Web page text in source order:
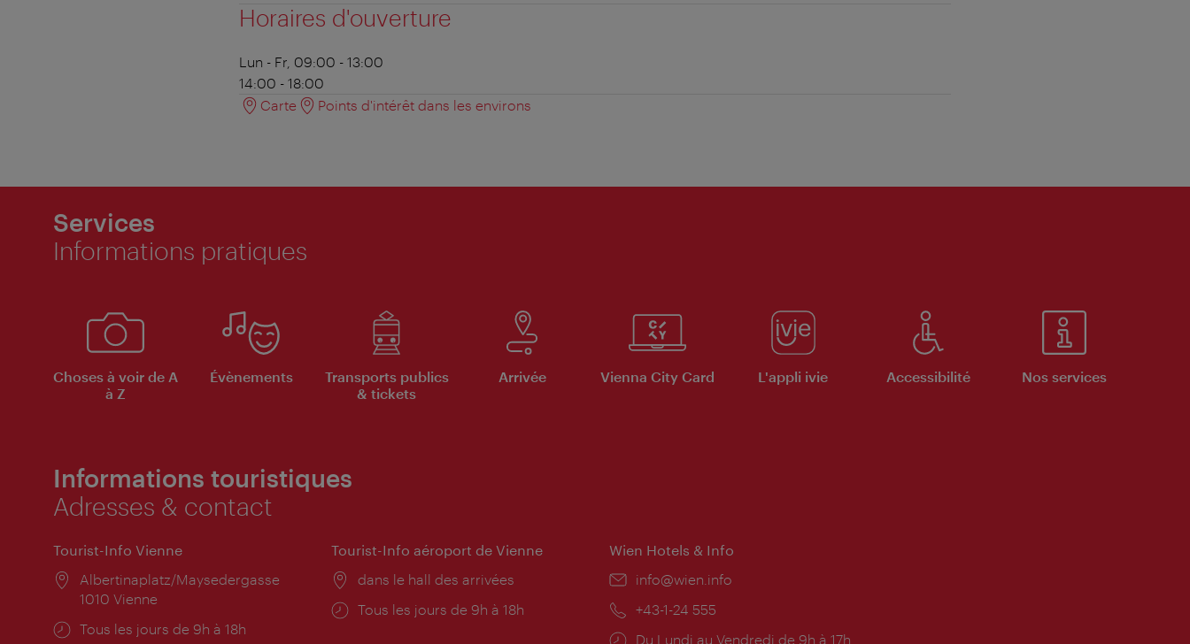
Horaires d'ouverture
Lun - Fr, 09:00 - 13:00
14:00 - 18:00
Carte
Points d'intérêt dans les environs
Services
Informations pratiques
Choses à voir de A
à Z
Évènements
Transports publics
& tickets
Arrivée Vienna City Card L'appli ivie Accessibilité Nos services
Informations touristiques
Adresses & contact
Tourist-Info Vienne
Lieu:
Albertinaplatz/Maysedergasse
1010 Vienne
Horaires
Tous les jours de 9h à 18h
Tourist-Info aéroport de Vienne
Lieu:
dans le hall des arrivées
Horaires
Tous les jours de 9h à 18h
Wien Hotels & Info
E-
info@wien.info
Téléphone:
+43-1-24 555
Horaires
Du Lundi au Vendredi de 9h à 17h